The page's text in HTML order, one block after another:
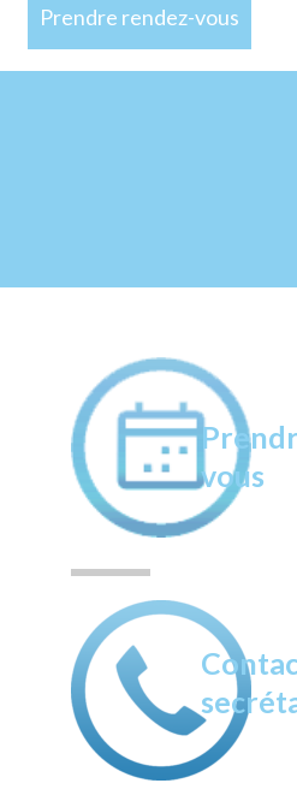
Prendre rendez-vous
vous